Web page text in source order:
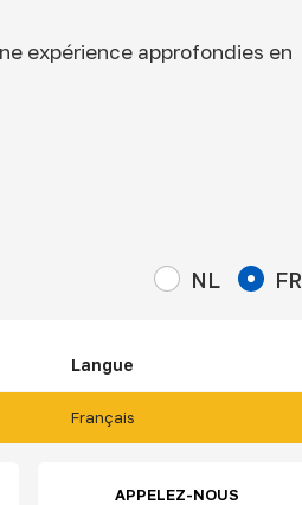
expérience approfondies en
NL FR
Langue
Français
APPELEZ-NOUS